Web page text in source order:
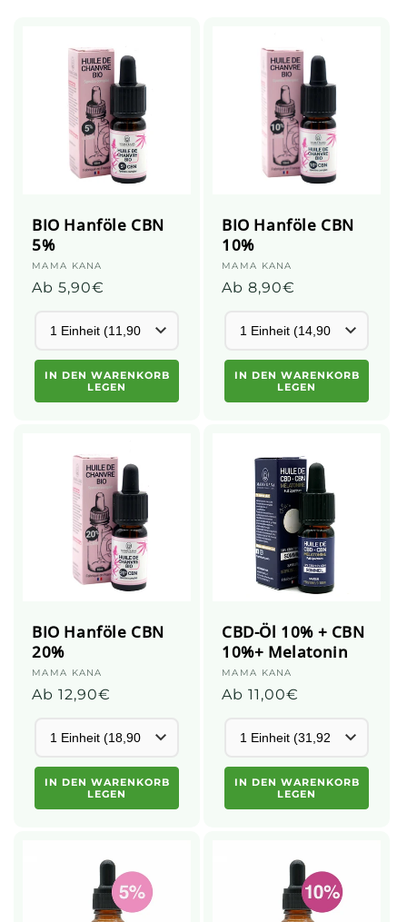
BIO Hanföle CBN
5%
Anbieter:
MAMA KANA
Üblicher
Ab 5,90€
IN DEN WARENKORB
LEGEN
BIO Hanföle CBN
10%
Anbieter:
MAMA KANA
Üblicher
Ab 8,90€
IN DEN WARENKORB
LEGEN
BIO Hanföle CBN
20%
Anbieter:
MAMA KANA
Üblicher
Ab 12,90€
IN DEN WARENKORB
LEGEN
CBD-Öl 10% + CBN
10%+ Melatonin
Anbieter:
MAMA KANA
Üblicher
Ab 11,00€
IN DEN WARENKORB
LEGEN